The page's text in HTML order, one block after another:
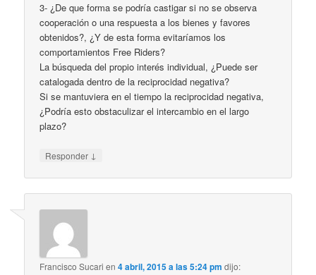
3- ¿De que forma se podría castigar si no se observa
cooperación o una respuesta a los bienes y favores
obtenidos?, ¿Y de esta forma evitaríamos los
comportamientos Free Riders?
La búsqueda del propio interés individual, ¿Puede ser
catalogada dentro de la reciprocidad negativa?
Si se mantuviera en el tiempo la reciprocidad negativa,
¿Podría esto obstaculizar el intercambio en el largo
plazo?
Responder ↓
Francisco Sucari en4 abril, 2015 a las 5:24 pm dijo: